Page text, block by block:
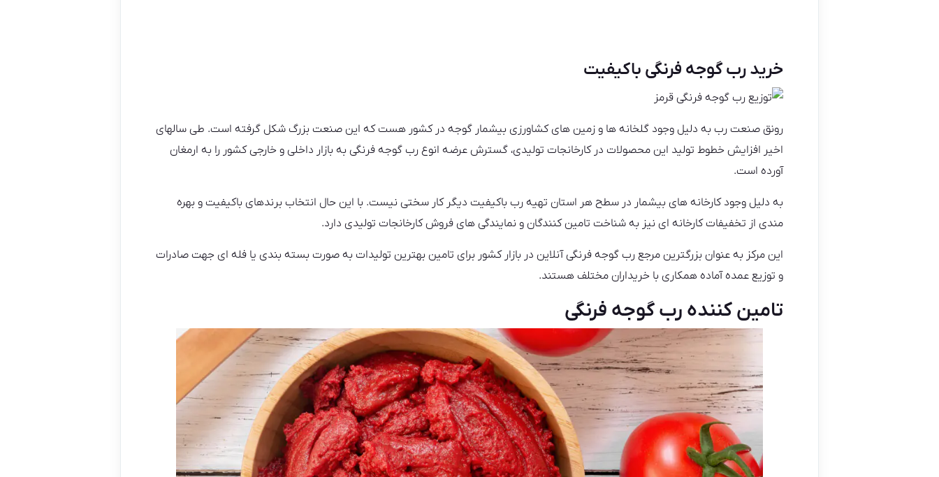
خرید رب گوجه فرنگی باکیفیت
رونق صنعت رب به دلیل وجود گلخانه ها و زمین های کشاورزی بیشمار گوجه در کشور هست که این صنعت بزرگ شکل گرفته است. طی سالهای
اخیر افزایش خطوط تولید این محصولات در کارخانجات تولیدی، گسترش عرضه انوع رب گوجه فرنگی به بازار داخلی و خارجی کشور را به ارمغان
آورده است.
به دلیل وجود کارخانه های بیشمار در سطح هر استان تهیه رب باکیفیت دیگر کار سختی نیست. با این حال انتخاب برندهای باکیفیت و بهره
مندی از تخفیفات کارخانه ای نیز به شناخت تامین کنندگان و نمایندگی های فروش کارخانجات تولیدی دارد.
این مرکز به عنوان بزرگترین مرجع رب گوجه فرنگی آنلاین در بازار کشور برای تامین بهترین تولیدات به صورت بسته بندی یا فله ای جهت صادرات
و توزیع عمده آماده همکاری با خریداران مختلف هستند.
تامین کننده رب گوجه فرنگی